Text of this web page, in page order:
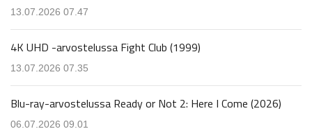
13.07.2026 07.47
4K UHD -arvostelussa Fight Club (1999)
13.07.2026 07.35
Blu-ray-arvostelussa Ready or Not 2: Here I Come (2026)
06.07.2026 09.01